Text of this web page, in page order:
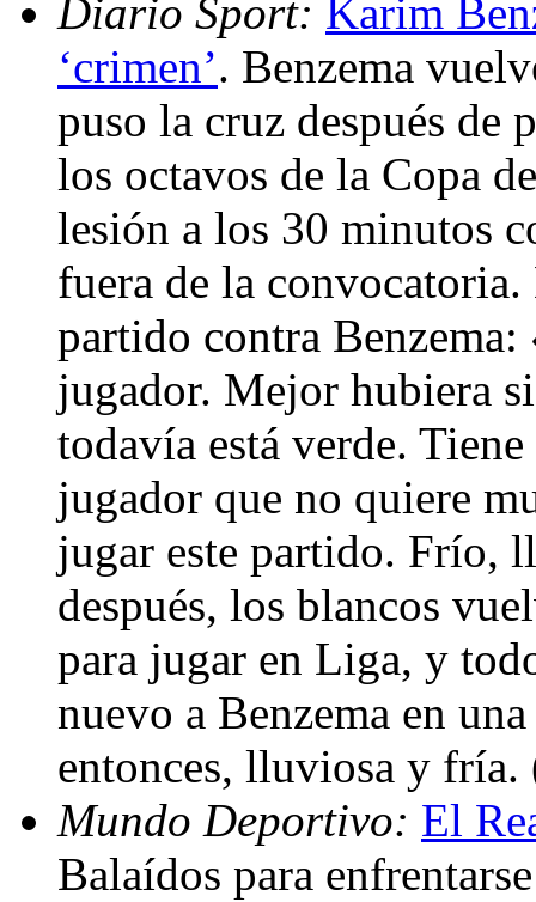
Diario Sport: Karim
‘crimen’. Benzema
puso la cruz después de
los octavos de la Copa
lesión a los 30 minutos
fuera de la
partido contra Benzema:
jugador. Mejor hubiera
todavía está verde.
jugador que no quiere
jugar este partido. Frío,
después, los blancos
para jugar en Liga, y
nuevo a Benzema en
entonces, lluviosa y
Mundo Deportivo: El
Balaídos para